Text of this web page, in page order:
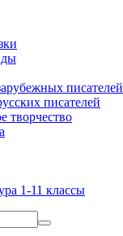
писателей
писателей
творчество
1-11 классы